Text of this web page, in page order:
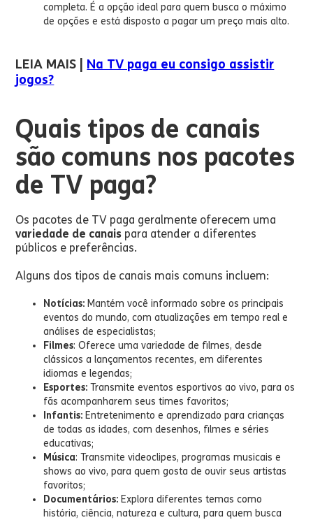
completa. É a opção ideal para quem busca o máximo
de opções e está disposto a pagar um preço mais alto.
LEIA MAIS | Na TV paga eu consigo assistir
jogos?
Quais tipos de canais
são comuns nos pacotes
de TV paga?
Os pacotes de TV paga geralmente oferecem uma
variedade de canais para atender a diferentes
públicos e preferências.
Alguns dos tipos de canais mais comuns incluem:
Notícias: Mantém você informado sobre os principais
eventos do mundo, com atualizações em tempo real e
análises de especialistas;
Filmes: Oferece uma variedade de filmes, desde
clássicos a lançamentos recentes, em diferentes
idiomas e legendas;
Esportes: Transmite eventos esportivos ao vivo, para os
fãs acompanharem seus times favoritos;
Infantis: Entretenimento e aprendizado para crianças
de todas as idades, com desenhos, filmes e séries
educativas;
Música: Transmite videoclipes, programas musicais e
shows ao vivo, para quem gosta de ouvir seus artistas
favoritos;
Documentários: Explora diferentes temas como
história, ciência, natureza e cultura, para quem busca